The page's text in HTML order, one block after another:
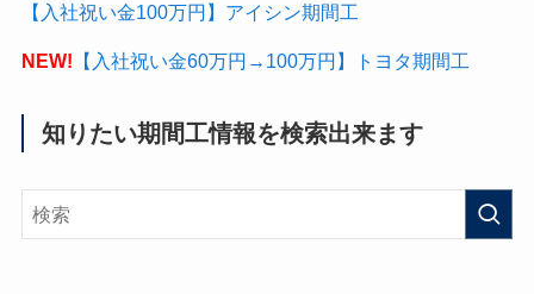
【入社祝い金100万円】アイシン期間工
NEW! 【入社祝い金60万円→100万円】トヨタ期間工
知りたい期間工情報を検索出来ます